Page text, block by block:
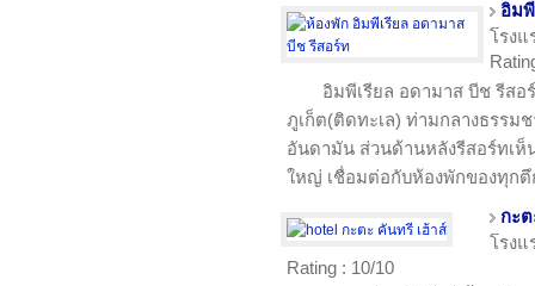
อิม
โรง
อิมพีเรียล อดามาส บีช รีสอ
ภูเก็ต(ติดทะเล) ท่ามกลางธรรม
อันดามัน ส่วนด้านหลังรีสอร์ทเห็
ใหญ่ เชื่อมต่อกับห้องพักของทุกตึ
กะ
โรง
Rating : 10/10